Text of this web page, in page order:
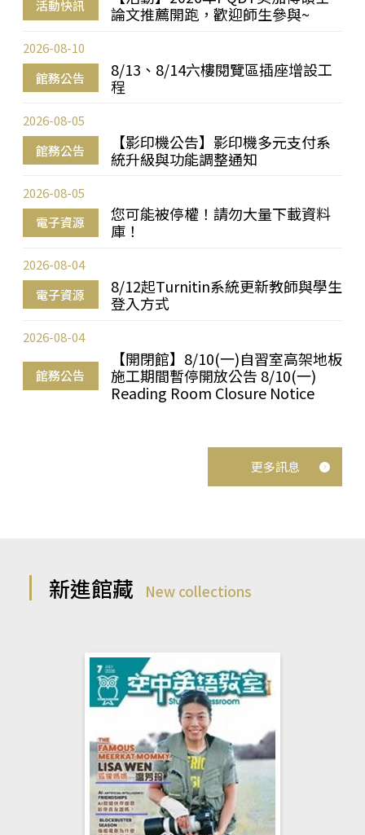
活動快訊
論文推薦開跑，歡迎師生參與~
館務公告
8/13、8/14六樓閱覽區插座增設工
程
2026-08-10
館務公告
【影印機公告】影印機多元支付系
統升級與功能調整通知
2026-08-05
電子資源
您可能被停權！請勿大量下載資料
庫！
2026-08-05
電子資源
8/12起Turnitin系統更新教師與學生
登入方式
2026-08-04
館務公告
【開閉館】8/10(一)自習室高架地板
施工期間暫停開放公告 8/10(一)
Reading Room Closure Notice
2026-08-04
更多訊息
新進館藏 New collections